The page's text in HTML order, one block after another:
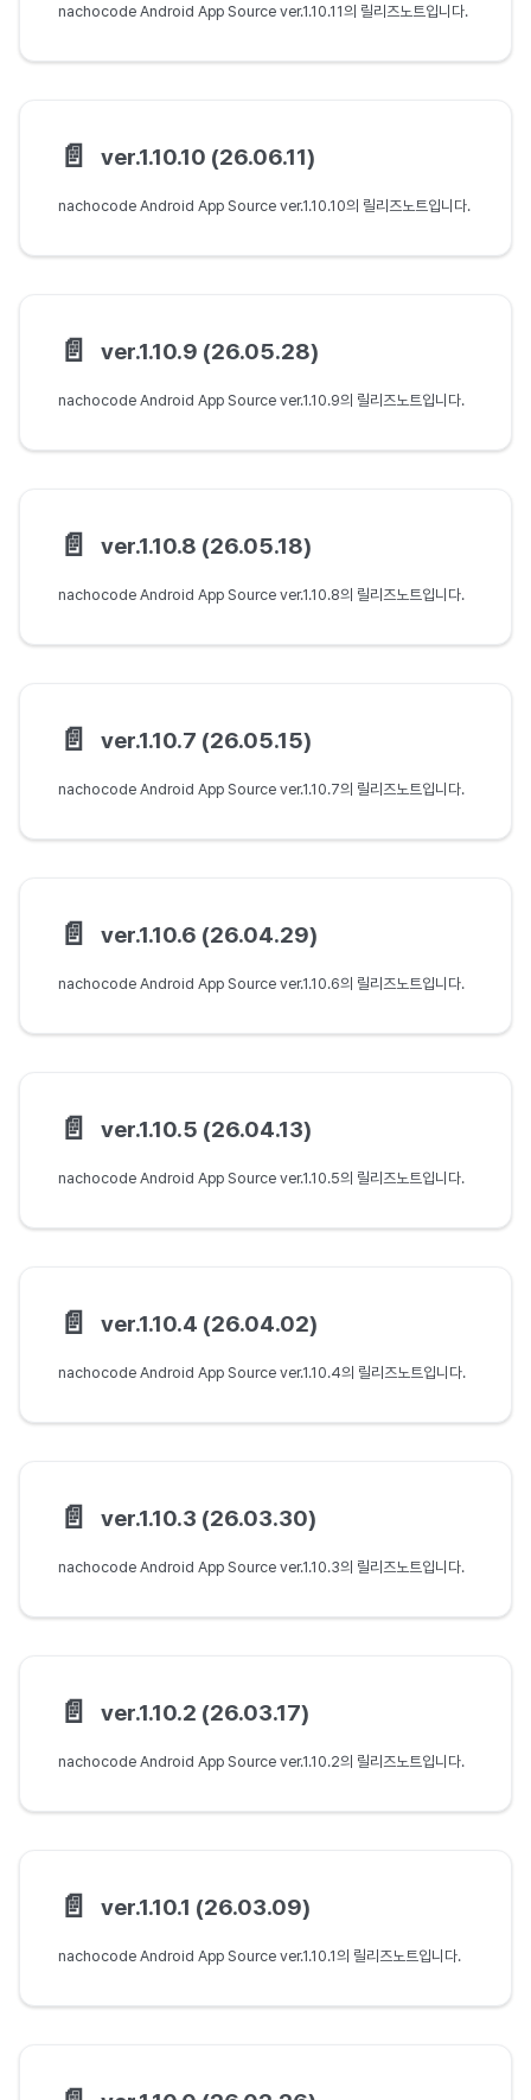
nachocode Android App Source ver.1.10.11의 릴리즈노트입니다.
📄️ ver.1.10.10 (26.06.11)
nachocode Android App Source ver.1.10.10의 릴리즈노트입니다.
📄️ ver.1.10.9 (26.05.28)
nachocode Android App Source ver.1.10.9의 릴리즈노트입니다.
📄️ ver.1.10.8 (26.05.18)
nachocode Android App Source ver.1.10.8의 릴리즈노트입니다.
📄️ ver.1.10.7 (26.05.15)
nachocode Android App Source ver.1.10.7의 릴리즈노트입니다.
📄️ ver.1.10.6 (26.04.29)
nachocode Android App Source ver.1.10.6의 릴리즈노트입니다.
📄️ ver.1.10.5 (26.04.13)
nachocode Android App Source ver.1.10.5의 릴리즈노트입니다.
📄️ ver.1.10.4 (26.04.02)
nachocode Android App Source ver.1.10.4의 릴리즈노트입니다.
📄️ ver.1.10.3 (26.03.30)
nachocode Android App Source ver.1.10.3의 릴리즈노트입니다.
📄️ ver.1.10.2 (26.03.17)
nachocode Android App Source ver.1.10.2의 릴리즈노트입니다.
📄️ ver.1.10.1 (26.03.09)
nachocode Android App Source ver.1.10.1의 릴리즈노트입니다.